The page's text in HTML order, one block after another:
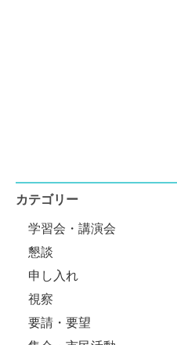
カテゴリー
学習会・講演会
懇談
申し入れ
視察
要請・要望